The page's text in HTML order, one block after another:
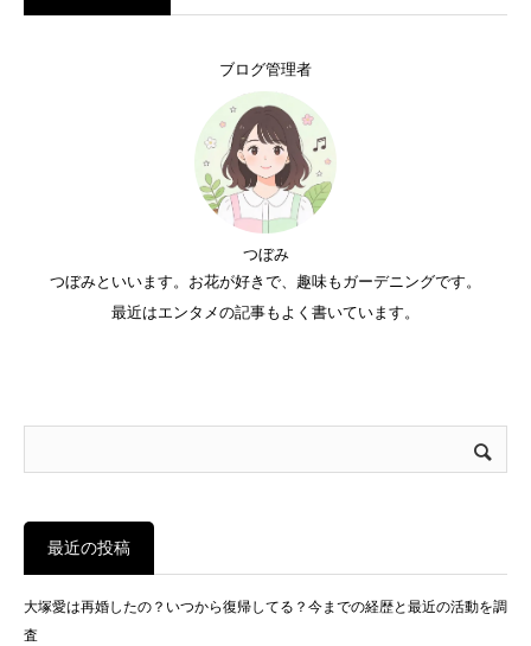
ブログ管理者
つぼみ
つぼみといいます。お花が好きで、趣味もガーデニングです。
最近はエンタメの記事もよく書いています。
最近の投稿
大塚愛は再婚したの？いつから復帰してる？今までの経歴と最近の活動を調
査